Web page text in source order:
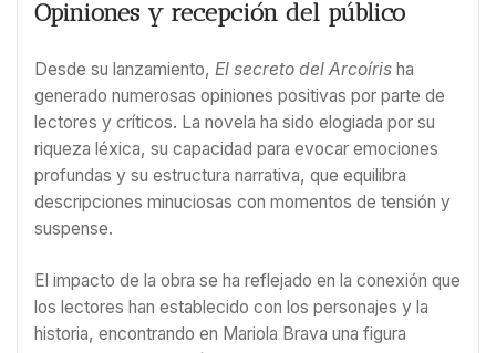
Opiniones y recepción del público
Desde su lanzamiento, El secreto del Arcoíris ha
generado numerosas opiniones positivas por parte de
lectores y críticos. La novela ha sido elogiada por su
riqueza léxica, su capacidad para evocar emociones
profundas y su estructura narrativa, que equilibra
descripciones minuciosas con momentos de tensión y
suspense.
El impacto de la obra se ha reflejado en la conexión que
los lectores han establecido con los personajes y la
historia, encontrando en Mariola Brava una figura